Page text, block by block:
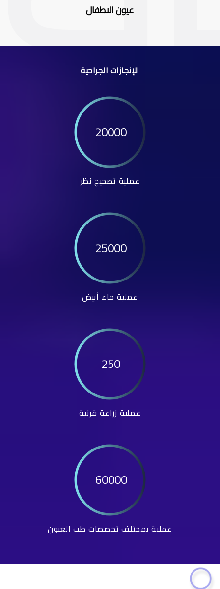
عيون الاطفال
الإنجازات الجراحية
20000
عملية تصحيح نظر
25000
عملية ماء أبيض
250
عملية زراعة قرنية
60000
عملية بمختلف تخصصات طب العيون